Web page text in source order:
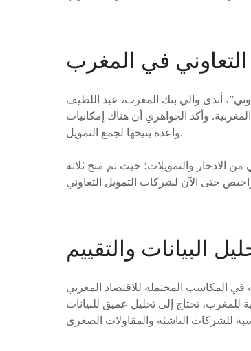
في المغرب
15 المتعلق بـ”التمويل التعاوني”، أبدى والي بنك المغرب، عبد اللطيف
وأكد الجواهري أن هناك إمكانيات
واعدة يتيحها لجمع التمويل.
الادخار والتمويلات؛ حيث تم منح ثلاثة
البيانات والتقييم
لعام 2024، أكد الجواهري ثقته في المكاسب المحتملة للاقتصاد المغربي
تحتاج إلى تحليل عميق للبيانات